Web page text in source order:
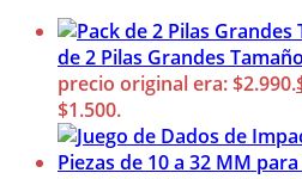
de 2 Pilas Grandes
precio original era: $2.990.
$1.500.